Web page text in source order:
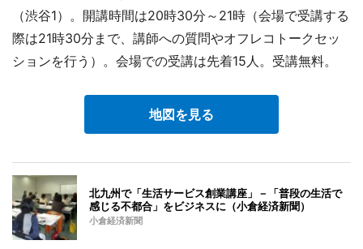
（渋谷1）。開講時間は20時30分～21時（会場で受講する
際は21時30分まで、講師への質問やオフレコトークセッ
ションを行う）。会場での受講は先着15人。受講無料。
地図を見る
北九州で「生活サービス創業講座」－「普段の生活で
感じる不都合」をビジネスに（小倉経済新聞）
小倉経済新聞